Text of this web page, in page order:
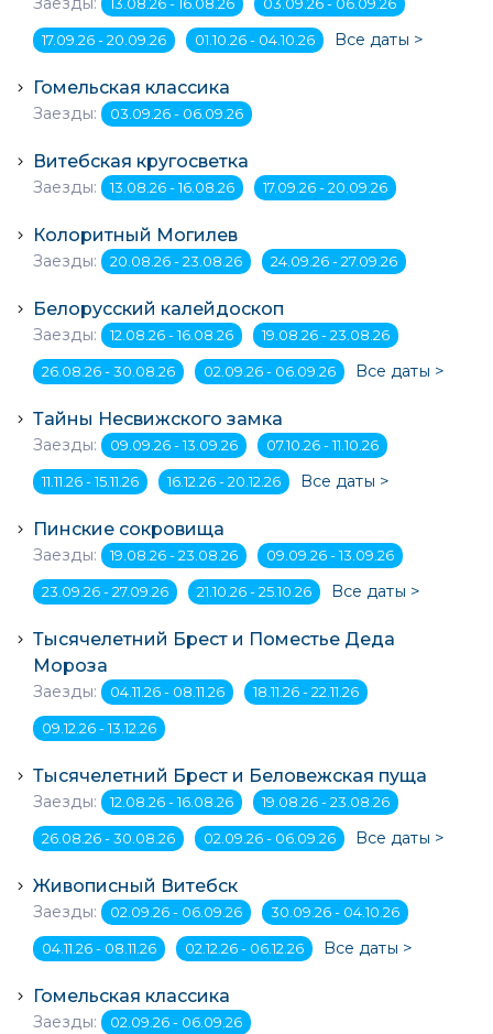
17.09.26 - 20.09.26 01.10.26 - 04.10.26 Все даты >
Гомельская классика
Заезды: 03.09.26 - 06.09.26
Витебская кругосветка
Заезды: 13.08.26 - 16.08.26 17.09.26 - 20.09.26
Колоритный Могилев
Заезды: 20.08.26 - 23.08.26 24.09.26 - 27.09.26
Белорусский калейдоскоп
Заезды: 12.08.26 - 16.08.26 19.08.26 - 23.08.26
26.08.26 - 30.08.26 02.09.26 - 06.09.26 Все даты >
Тайны Несвижского замка
Заезды: 09.09.26 - 13.09.26 07.10.26 - 11.10.26
11.11.26 - 15.11.26 16.12.26 - 20.12.26 Все даты >
Пинские сокровища
Заезды: 19.08.26 - 23.08.26 09.09.26 - 13.09.26
23.09.26 - 27.09.26 21.10.26 - 25.10.26 Все даты >
Тысячелетний Брест и Поместье Деда
Мороза
Заезды: 04.11.26 - 08.11.26 18.11.26 - 22.11.26
09.12.26 - 13.12.26
Тысячелетний Брест и Беловежская пуща
Заезды: 12.08.26 - 16.08.26 19.08.26 - 23.08.26
26.08.26 - 30.08.26 02.09.26 - 06.09.26 Все даты >
Живописный Витебск
Заезды: 02.09.26 - 06.09.26 30.09.26 - 04.10.26
04.11.26 - 08.11.26 02.12.26 - 06.12.26 Все даты >
Гомельская классика
Заезды: 02.09.26 - 06.09.26